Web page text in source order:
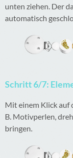
unten ziehen. Der
automatisch
Schritt 6/7:
Mit einem Klick auf
B. Motivperlen,
bringen.